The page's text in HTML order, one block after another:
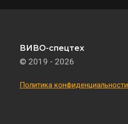
ВИВО-спецтех
© 2019 - 2026
Политика конфиденциальности